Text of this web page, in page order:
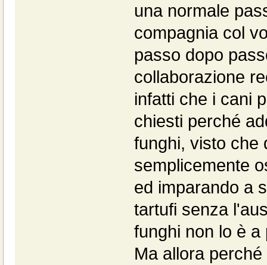
una normale
compagnia col
passo dopo
collaborazione
infatti che i cani
chiesti perché
funghi, visto che
semplicemente
ed imparando a
tartufi senza
funghi non lo è
Ma allora